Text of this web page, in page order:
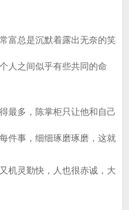
总是沉默着露出无奈的笑
人之间似乎有些共同的命
多，陈掌柜只让他和自己
件事，细细琢磨琢磨，这就
灵勤快，人也很赤诚，大